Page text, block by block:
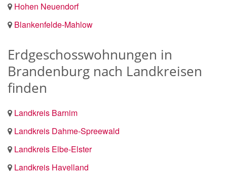
Hohen Neuendorf
Blankenfelde-Mahlow
Erdgeschosswohnungen in
Brandenburg nach Landkreisen
finden
Landkreis Barnim
Landkreis Dahme-Spreewald
Landkreis Elbe-Elster
Landkreis Havelland